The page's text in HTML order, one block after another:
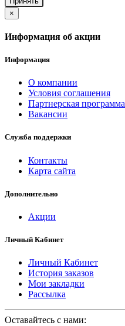
×
Информация об акции
Информация
О компании
Условия соглашения
Партнерская программа
Вакансии
Служба поддержки
Контакты
Карта сайта
Дополнительно
Акции
Личный Кабинет
Личный Кабинет
История заказов
Мои закладки
Рассылка
Оставайтесь с нами: